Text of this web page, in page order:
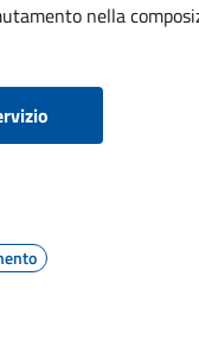
nella